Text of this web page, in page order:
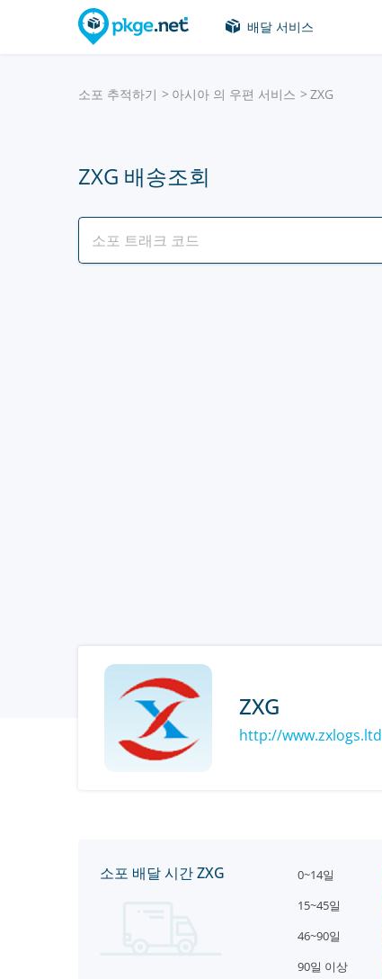
배달 서비스
소포 추적하기 아시아 의 우편 서비스 ZXG
ZXG 배송조회
ZXG
http://www.zxlogs.ltd
소포 배달 시간 ZXG
0~14일
15~45일
46~90일
90일 이상